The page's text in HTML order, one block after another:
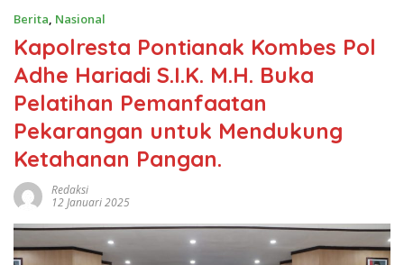
Berita, Nasional
Kapolresta Pontianak Kombes Pol
Adhe Hariadi S.I.K. M.H. Buka
Pelatihan Pemanfaatan
Pekarangan untuk Mendukung
Ketahanan Pangan.
Redaksi
12 Januari 2025